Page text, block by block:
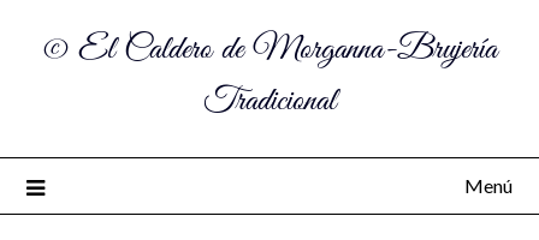
© El Caldero de Morganna-Brujería
Tradicional
Menú